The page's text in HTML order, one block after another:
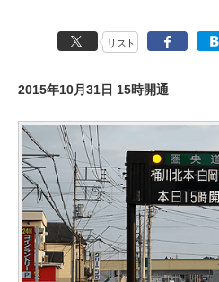
リスト
2015年10月31日 15時開通